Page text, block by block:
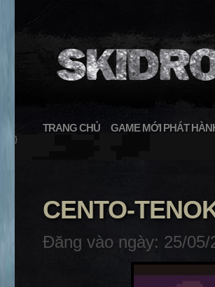
TRANG CHỦ GAME MỚI PHÁT
}
CENTO-
Đăng vào ngày: 25/